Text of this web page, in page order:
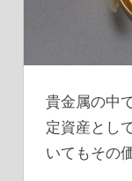
貴金属の中
定資産とし
いてもその